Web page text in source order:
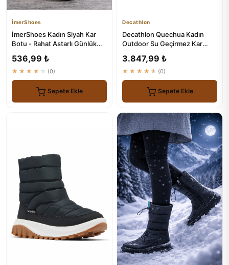
İmerShoes
İmerShoes Kadın Siyah Kar
Botu - Rahat Astarlı Günlük
536,99 ₺
★★★★★ (0)
Sepete Ekle
Decathlon
Decathlon Quechua Kadın
Outdoor Su Geçirmez Kar
3.847,99 ₺
★★★★★ (0)
Sepete Ekle